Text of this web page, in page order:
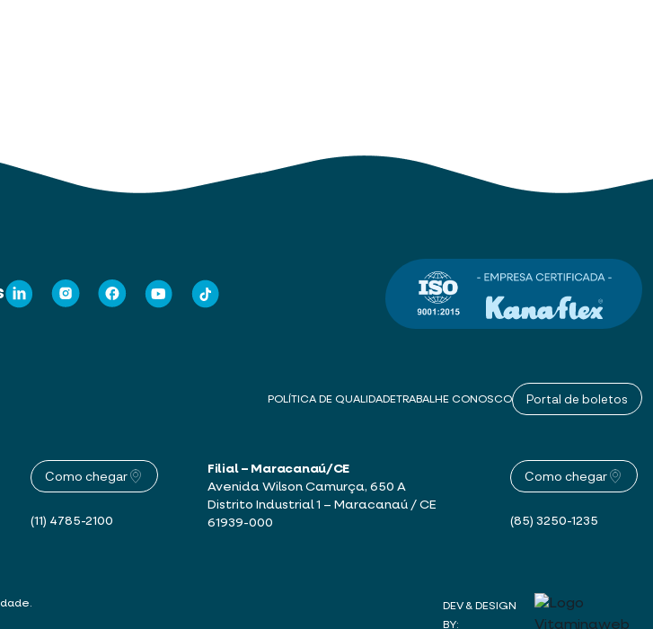
POLÍTICA DE QUALIDADETRABALHE CONOSCO Portal de boletos
Como chegar
(11) 4785-2100
Filial – Maracanaú/CE
Avenida Wilson Camurça, 650 A
Distrito Industrial 1 – Maracanaú / CE
61939-000
Como chegar
(85) 3250-1235
.
DEV & DESIGN
BY: